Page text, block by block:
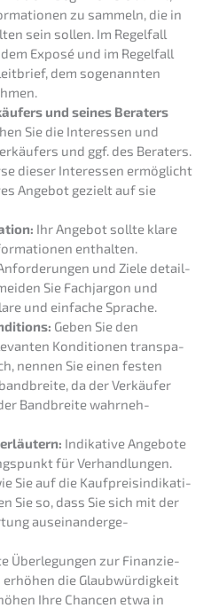
zu sammeln, die in
sein sollen. Im Regel­fall
Exposé und im Regel­fall
dem sogenann­ten
und seines Beraters
Sie die Inter­es­sen und
und ggf. des Beraters.
dieser Inter­es­sen ermög­licht
Angebot gezielt auf sie
Ihr Angebot sollte klare
enthal­ten.
und Ziele detail­
Sie Fachjar­gon und
und einfa­che Sprache.
Geben Sie den
Kondi­tio­nen trans­pa­
nennen Sie einen festen
da der Verkäu­fer
Bandbrei­te wahrneh­
Indika­ti­ve Angebo­te
für Verhand­lun­gen.
Sie auf die Kaufpreis­in­di­ka­ti­
Sie so, dass Sie sich mit der
ausein­an­der­ge­
Überle­gun­gen zur Finan­zie­
die Glaub­wür­dig­keit
Ihre Chancen etwa in